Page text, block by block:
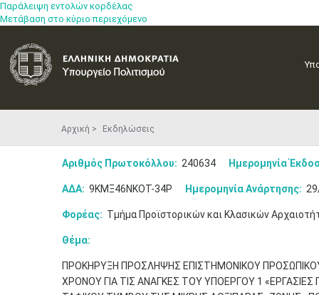
Παράλειψη εντολών κορδέλας
Μετάβαση στο κύριο περιεχόμενο
Αρχική Εκδηλώσεις
Αριθμός Πρωτοκόλλου: 240634 Ημερομηνία
ΑΔΑ: 9ΚΜΞ46ΝΚΟΤ-34Ρ Ημερομηνία Ανάρτησης:
Φορέας: Τμήμα Προϊστορικών και Κλασικών
Θέμα:
ΠΡΟΚΗΡΥΞΗ ΠΡΟΣΛΗΨΗΣ ΕΠΙΣΤΗΜΟΝΙΚΟΥ
ΧΡΟΝΟΥ ΓΙΑ ΤΙΣ ΑΝΑΓΚΕΣ ΤΟΥ ΥΠΟΕΡΓΟΥ 1